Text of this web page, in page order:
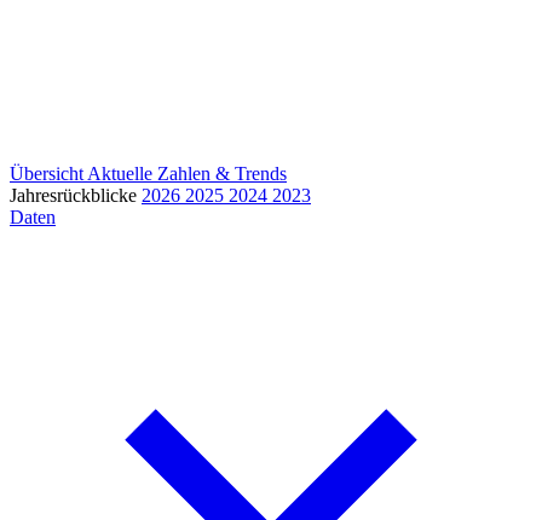
Übersicht Aktuelle Zahlen & Trends
Jahresrückblicke 2026 2025 2024 2023
Daten